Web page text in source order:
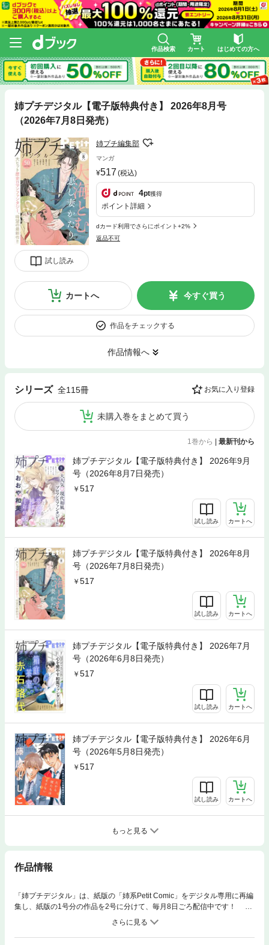
作品検索 カート はじめての方へ
姉プチデジタル【電子版特典付き】 2026年8月号
（2026年7月8日発売）
試し読み
姉プチ編集部
マンガ
517 (税込)
4pt獲得
ポイント詳細
dカード利用でさらにポイント+2%
返品不可
カートへ 今すぐ買う
作品をチェックする
作品情報へ
シリーズ 全115冊 お気に入り登録
未購入巻をまとめて買う
1巻から | 最新刊から
姉プチデジタル【電子版特典付き】 2026年9月
号（2026年8月7日発売）
517
試し読み カートへ
姉プチデジタル【電子版特典付き】 2026年8月
号（2026年7月8日発売）
517
試し読み カートへ
姉プチデジタル【電子版特典付き】 2026年7月
号（2026年6月8日発売）
517
試し読み カートへ
姉プチデジタル【電子版特典付き】 2026年6月
号（2026年5月8日発売）
517
試し読み カートへ
もっと見る
作品情報
「姉プチデジタル」は、紙版の「姉系Petit Comic」をデジタル専用に再編
集し、紙版の1号分の作品を2号に分けて、毎月8日ごろ配信中です！
【紙版雑誌にはないデジタル特典がたっぷり！】 ①デジタル限定連載盛
りだくさん！ ②デジタル限定姉プチ名作試し読み付き 収録作品
『だから僕たちはモテない』藤原よしこ 『悪し妻かたり 特別編』大海